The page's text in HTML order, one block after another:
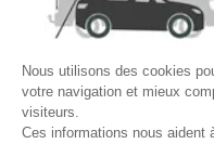
Nous utilisons des cookies
votre navigation et mieux
visiteurs.
Ces informations nous aident
Site protégé par
LETTRE